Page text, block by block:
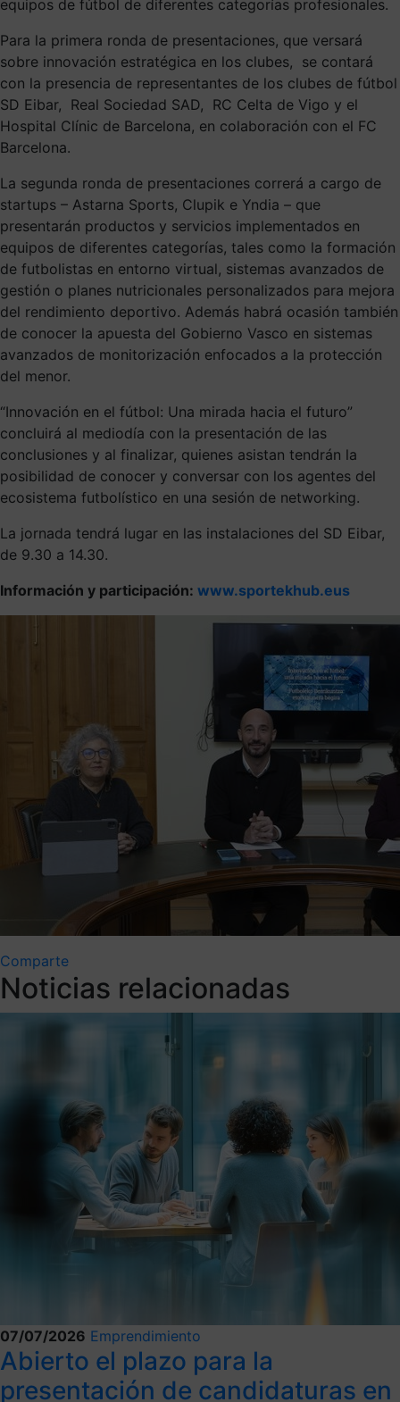
equipos de fútbol de diferentes categorías profesionales.
Para la primera ronda de presentaciones, que versará
sobre innovación estratégica en los clubes, se contará
con la presencia de representantes de los clubes de fútbol
SD Eibar, Real Sociedad SAD, RC Celta de Vigo y el
Hospital Clínic de Barcelona, en colaboración con el FC
Barcelona.
La segunda ronda de presentaciones correrá a cargo de
startups – Astarna Sports, Clupik e Yndia – que
presentarán productos y servicios implementados en
equipos de diferentes categorías, tales como la formación
de futbolistas en entorno virtual, sistemas avanzados de
gestión o planes nutricionales personalizados para mejora
del rendimiento deportivo. Además habrá ocasión también
de conocer la apuesta del Gobierno Vasco en sistemas
avanzados de monitorización enfocados a la protección
del menor.
“Innovación en el fútbol: Una mirada hacia el futuro”
concluirá al mediodía con la presentación de las
conclusiones y al finalizar, quienes asistan tendrán la
posibilidad de conocer y conversar con los agentes del
ecosistema futbolístico en una sesión de networking.
La jornada tendrá lugar en las instalaciones del SD Eibar,
de 9.30 a 14.30.
Información y participación: www.sportekhub.eus
Comparte
Noticias relacionadas
07/07/2026 Emprendimiento
Abierto el plazo para la
presentación de candidaturas en